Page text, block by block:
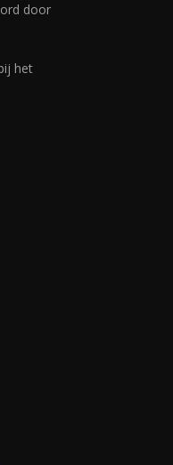
door
het